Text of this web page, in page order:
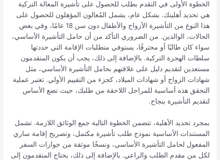
الخطوة الأولى في التقدم بطلب للحصول على تأشيرة المعالة التركية
هي تحديد أهليتك. بشكل عام، يشمل المُعالون المؤهلون للحصول على
هذا النوع من التأشيرة الأزواج والأطفال دون سن 18 عامًا، وفي بعض
الحالات، الوالدين. من الضروري التأكد من أن حامل التأشيرة الأساسي،
سواء كان طالبًا أو محترفًا، يستوفي متطلبات الإقامة التي حددتها
سلطات الهجرة التركية. بالإضافة إلى ذلك، يجب أن يكون المتقدمون
مستعدين لتقديم دليل على علاقتهم بحامل التأشيرة الأساسي، مثل
شهادات الزواج أو شهادات الميلاد، كجزء من التقييم الأولي. تعتبر عملية
التحقق هذه أساسية للمراحل اللاحقة من طلبك، حيث تضع الأساس
لتقديم التأشيرة بنجاح.
بمجرد تحديد الأهلية، تتضمن الخطوة التالية جمع الوثائق اللازمة. تشمل
المستندات الأساسية نموذج طلب تأشيرة مكتمل، وتصريح إقامة ساري
المفعول لحامل التأشيرة الأساسي، ونسخًا موثقة من جوازات السفر
لكل من مقدم الطلب والراعي. بالإضافة إلى ذلك، يحتاج المتقدمون إلى